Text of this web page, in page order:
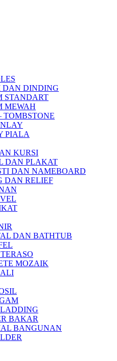
DAN DINDING
STANDART
MEWAH
TOMBSTONE
PIALA
KURSI
DAN PLAKAT
DAN NAMEBOARD
DAN RELIEF
DAN BATHTUB
MOZAIK
BAKAR
BANGUNAN